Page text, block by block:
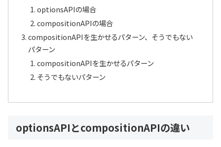
optionsAPIの場合
compositionAPIの場合
compositionAPIを生かせるパターン、そうでもない
パターン
compositionAPIを生かせるパターン
そうでもないパターン
optionsAPIとcompositionAPIの違い